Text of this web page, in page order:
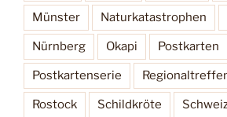
Münster Naturkatastrophen
Nürnberg Okapi Postkarten
Postkartenserie
Rostock Schildkröte